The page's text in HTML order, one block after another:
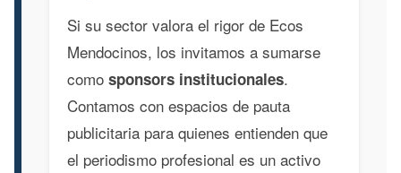
Si su sector valora el rigor de Ecos
Mendocinos, los invitamos a sumarse
como sponsors institucionales.
Contamos con espacios de pauta
publicitaria para quienes entienden que
el periodismo profesional es un activo